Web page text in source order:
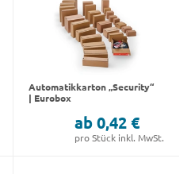
Automatikkarton „Security“
| Eurobox
ab 0,42 €
pro Stück inkl. MwSt.